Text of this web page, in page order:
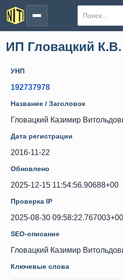
ИП Гловацкий К.В.
УНП
192737978
Название / Заголовок
Гловацкий Казимир
Дата регистрации
2016-11-22
Обновлено
2025-12-15 11:54:56.90688+00
Проверка IP
2025-08-30 09:58:22.767003+00
SEO-описание
Гловацкий Казимир
Ключевые слова